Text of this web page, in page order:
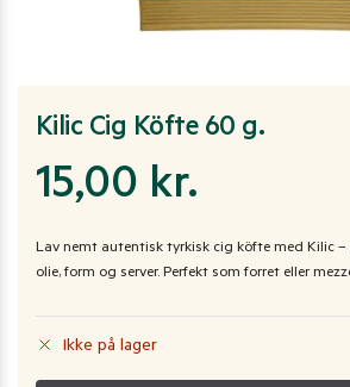
Kilic Cig Köfte 60 g.
15,00 kr.
Lav nemt autentisk tyrkisk cig köfte med Kilic
olie, form og server. Perfekt som forret eller
Ikke på lager